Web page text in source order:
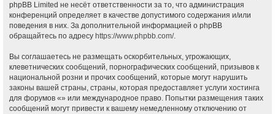
phpBB Limited не несёт ответственности за то, что администрация
конференций определяет в качестве допустимого содержания и/или
поведения в них. За дополнительной информацией о phpBB
обращайтесь по адресу https://www.phpbb.com/.
Вы соглашаетесь не размещать оскорбительных, угрожающих,
клеветнических сообщений, порнографических сообщений, призывов к
национальной розни и прочих сообщений, которые могут нарушить
законы вашей страны, страны, которая предоставляет услуги хостинга
для форумов «» или международное право. Попытки размещения таких
сообщений могут привести к вашему немедленному отключению от